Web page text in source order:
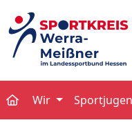
Wir